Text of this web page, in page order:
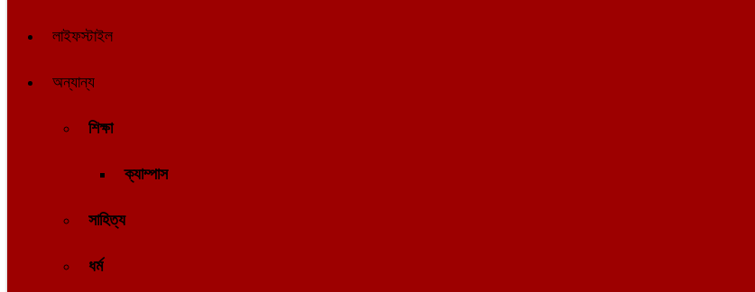
লাইফস্টাইল
অন্যান্য
শিক্ষা
ক্যাম্পাস
সাহিত্য
ধর্ম